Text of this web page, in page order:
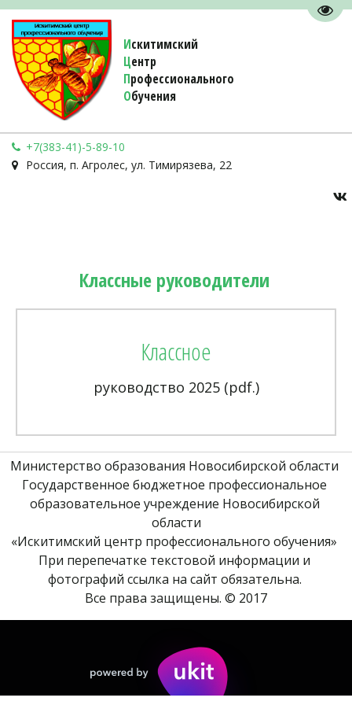
Искитимский
Центр
Профессионального
Обучения
+7(383-41)-5-89-10
Россия, п. Агролес, ул. Тимирязева, 22
Классные руководители
Классное
руководство 2025 (pdf.)
Министерство образования Новосибирской области
Государственное бюджетное профессиональное
образовательное учреждение Новосибирской
области
«Искитимский центр профессионального обучения»
При перепечатке текстовой информации и
фотографий ссылка на сайт обязательна.
Все права защищены. © 2017